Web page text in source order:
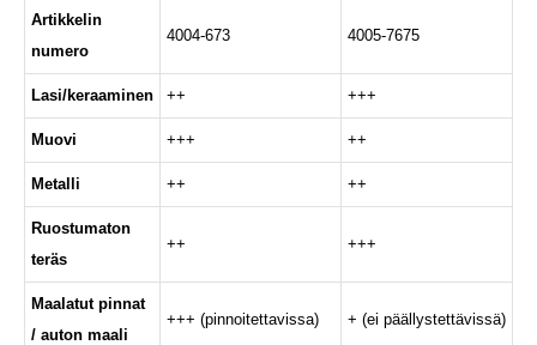
Artikkelin
numero
4004-673 4005-7675
Lasi/keraaminen ++ +++
Muovi +++ ++
Metalli ++ ++
Ruostumaton
teräs
++ +++
Maalatut pinnat
/ auton maali
+++ (pinnoitettavissa) + (ei päällystettävissä)